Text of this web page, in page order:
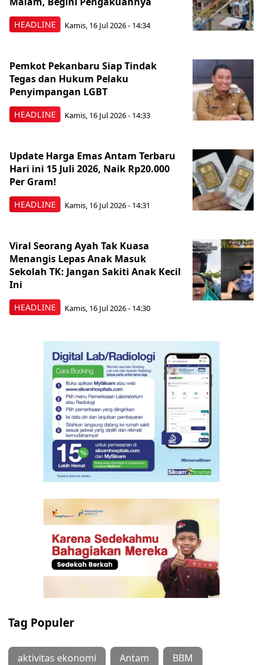
HEADLINE Kamis, 16 Jul 2026 - 14:34
HEADLINE
Pemkot Pekanbaru Siap Tindak
Tegas dan Hukum Pelaku
Penyimpangan LGBT
Kamis, 16 Jul 2026 - 14:33
HEADLINE
Update Harga Emas Antam Terbaru
Hari ini 15 Juli 2026, Naik Rp20.000
Per Gram!
Kamis, 16 Jul 2026 - 14:31
HEADLINE
Viral Seorang Ayah Tak Kuasa
Menangis Lepas Anak Masuk
Sekolah TK: Jangan Sakiti Anak Kecil
Ini
Kamis, 16 Jul 2026 - 14:30
Tag Populer
aktivitas ekonomi Antam BBM